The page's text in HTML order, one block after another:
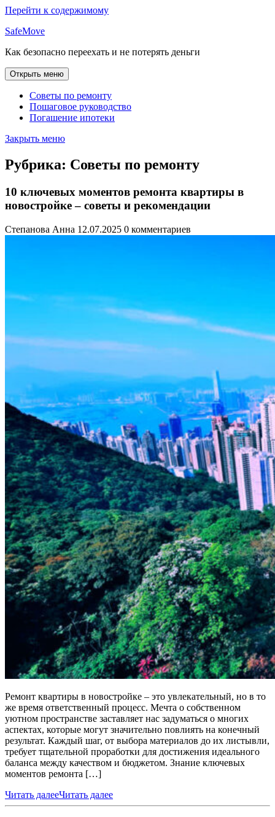
Перейти к содержимому
SafeMove
Как безопасно переехать и не потерять деньги
Открыть меню
Советы по ремонту
Пошаговое руководство
Погашение ипотеки
Закрыть меню
Рубрика: Советы по ремонту
10 ключевых моментов ремонта квартиры в
новостройке – советы и рекомендации
Степанова Анна 12.07.2025 0 комментариев
Ремонт квартиры в новостройке – это увлекательный, но в то
же время ответственный процесс. Мечта о собственном
уютном пространстве заставляет нас задуматься о многих
аспектах, которые могут значительно повлиять на конечный
результат. Каждый шаг, от выбора материалов до их листывли,
требует тщательной проработки для достижения идеального
баланса между качеством и бюджетом. Знание ключевых
моментов ремонта […]
Читать далееЧитать далее